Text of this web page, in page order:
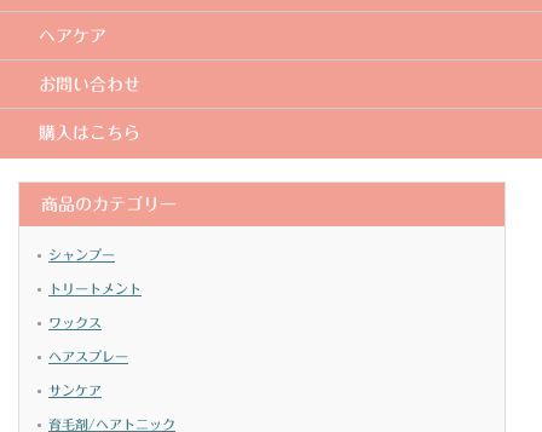
ヘアケア
お問い合わせ
購入はこちら
商品のカテゴリー
シャンプー
トリートメント
ワックス
ヘアスプレー
サンケア
育毛剤/ヘアトニック